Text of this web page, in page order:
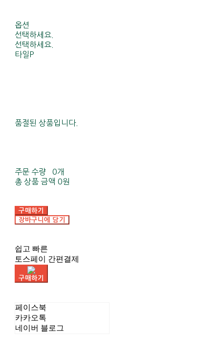
옵션
선택하세요.
선택하세요.
타일P
품절된 상품입니다.
주문 수량
0개
총 상품 금액 0원
구매하기
장바구니에 담기
쉽고 빠른
토스페이 간편결제
구매하기
페이스북
카카오톡
네이버 블로그